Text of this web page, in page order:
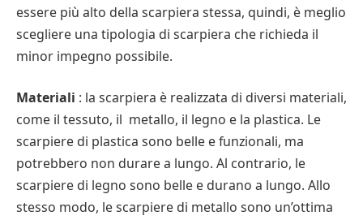
essere più alto della scarpiera stessa, quindi, è meglio
scegliere una tipologia di scarpiera che richieda il
minor impegno possibile.
Materiali : la scarpiera è realizzata di diversi materiali,
come il tessuto, il metallo, il legno e la plastica. Le
scarpiere di plastica sono belle e funzionali, ma
potrebbero non durare a lungo. Al contrario, le
scarpiere di legno sono belle e durano a lungo. Allo
stesso modo, le scarpiere di metallo sono un’ottima